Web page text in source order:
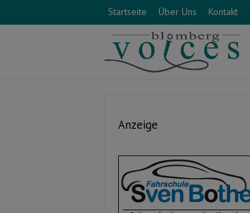
Startseite Über Uns Kontakt
Anzeige